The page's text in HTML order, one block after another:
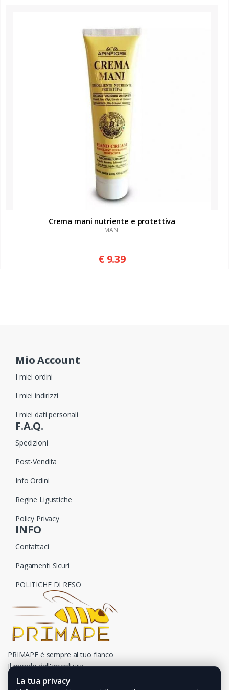
Crema mani nutriente e protettiva
MANI
€ 9.39
Mio Account
I miei ordini
I miei indirizzi
I miei dati personali
F.A.Q.
Spedizioni
Post-Vendita
Info Ordini
Regine Ligustiche
Policy Privacy
INFO
Contattaci
Pagamenti Sicuri
POLITICHE DI RESO
PRIMAPE è sempre al tuo fianco
Il mondo dell'apicoltura
a portata di un click
La tua privacy